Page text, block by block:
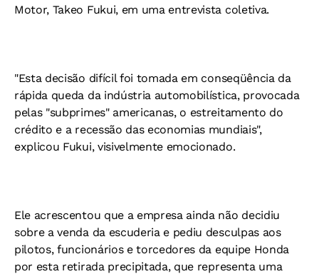
Motor, Takeo Fukui, em uma entrevista coletiva.
"Esta decisão difícil foi tomada em conseqüência da
rápida queda da indústria automobilística, provocada
pelas "subprimes" americanas, o estreitamento do
crédito e a recessão das economias mundiais",
explicou Fukui, visivelmente emocionado.
Ele acrescentou que a empresa ainda não decidiu
sobre a venda da escuderia e pediu desculpas aos
pilotos, funcionários e torcedores da equipe Honda
por esta retirada precipitada, que representa uma